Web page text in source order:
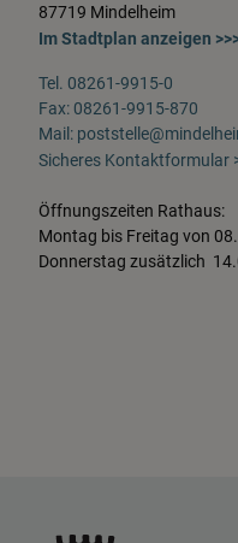
87719 Mindelheim
Im Stadtplan anzeigen
Tel. 08261-9915-0
Fax: 08261-9915-870
Mail:
Sicheres Kontaktformular
Öffnungszeiten Rathaus:
Montag bis Freitag von
Donnerstag zusätzlich